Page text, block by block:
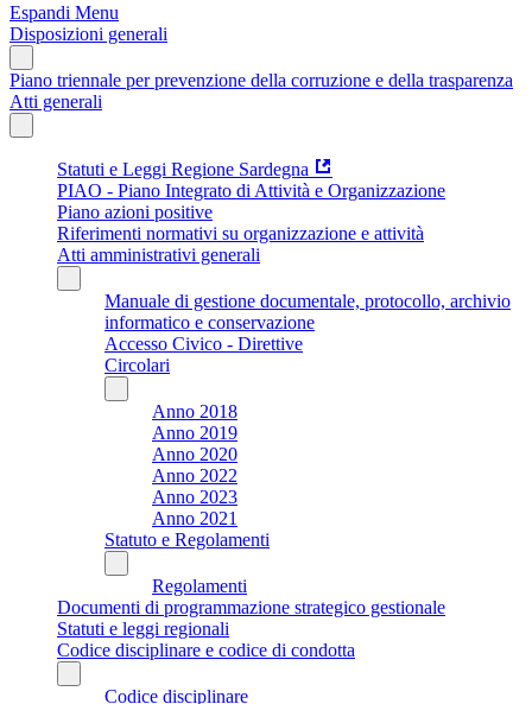
Espandi Menu
Disposizioni generali
Piano triennale per prevenzione della corruzione e della trasparenza
Atti generali
Statuti e Leggi Regione Sardegna
PIAO - Piano Integrato di Attività e Organizzazione
Piano azioni positive
Riferimenti normativi su organizzazione e attività
Atti amministrativi generali
Manuale di gestione documentale, protocollo, archivio
informatico e conservazione
Accesso Civico - Direttive
Circolari
Anno 2018
Anno 2019
Anno 2020
Anno 2022
Anno 2023
Anno 2021
Statuto e Regolamenti
Regolamenti
Documenti di programmazione strategico gestionale
Statuti e leggi regionali
Codice disciplinare e codice di condotta
Codice disciplinare